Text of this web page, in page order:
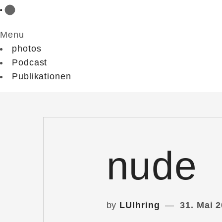
Menu
photos
Podcast
Publikationen
nude
by LUIhring 31. Mai